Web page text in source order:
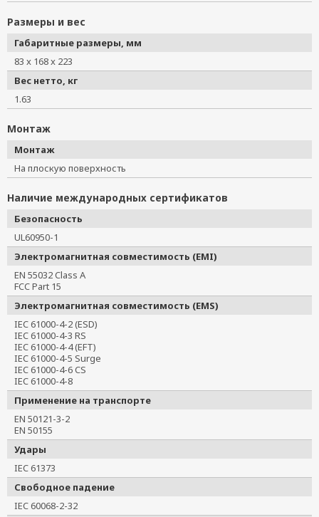
Размеры и вес
Габаритные размеры, мм
83 x 168 x 223
Вес нетто, кг
1.63
Монтаж
Монтаж
На плоскую поверхность
Наличие международных сертификатов
Безопасность
UL60950-1
Электромагнитная совместимость (EMI)
EN 55032 Class A
FCC Part 15
Электромагнитная совместимость (EMS)
IEC 61000-4-2 (ESD)
IEC 61000-4-3 RS
IEC 61000-4-4 (EFT)
IEC 61000-4-5 Surge
IEC 61000-4-6 CS
IEC 61000-4-8
Применение на транспорте
EN 50121-3-2
EN 50155
Удары
IEC 61373
Свободное падение
IEC 60068-2-32